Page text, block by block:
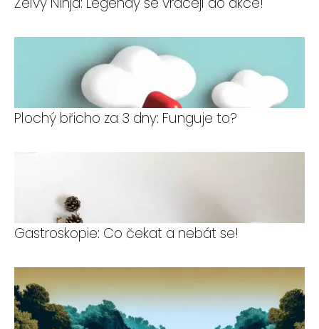
Plochý břicho za 3 dny: Funguje to?
Gastroskopie: Co čekat a nebát se!